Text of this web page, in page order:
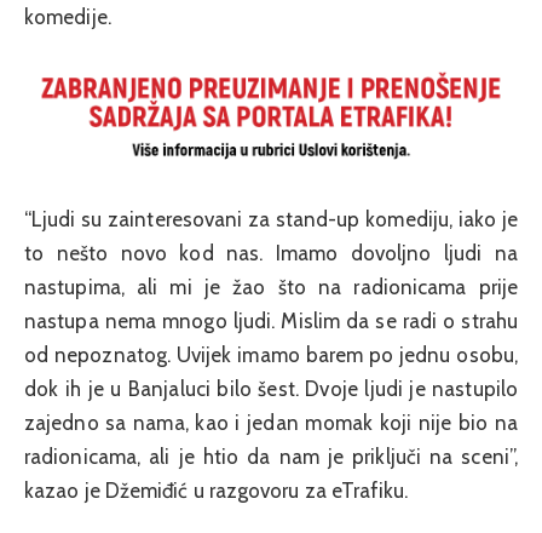
komedije.
“Ljudi su zainteresovani za stand-up komediju, iako je
to nešto novo kod nas. Imamo dovoljno ljudi na
nastupima, ali mi je žao što na radionicama prije
nastupa nema mnogo ljudi. Mislim da se radi o strahu
od nepoznatog. Uvijek imamo barem po jednu osobu,
dok ih je u Banjaluci bilo šest. Dvoje ljudi je nastupilo
zajedno sa nama, kao i jedan momak koji nije bio na
radionicama, ali je htio da nam je priključi na sceni”,
kazao je Džemiđić u razgovoru za eTrafiku.